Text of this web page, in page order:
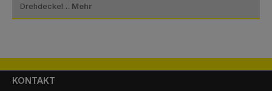
Drehdeckel… Mehr
KONTAKT